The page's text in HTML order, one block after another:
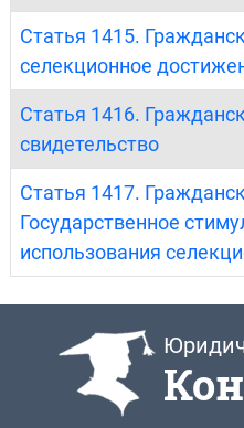
Статья 1415.
селекционное
Статья 1416.
свидетельство
Статья 1417.
Государственное
использования